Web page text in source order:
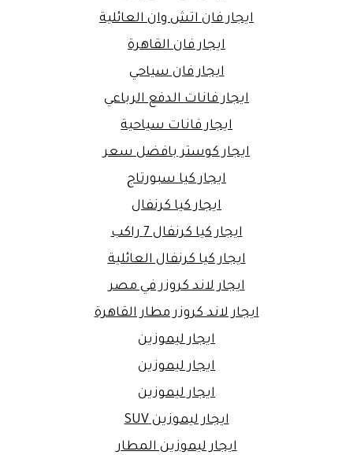
ايجار فان اتش وان العائلية
ايجار فان القاهرة
ايجار فان سياحي
ايجار فانات الدفع الرباعي
ايجار فانات سياحية
ايجار كوستر بافضل سعر
ايجار كيا سبورتاج
ايجار كيا كرنفال
ايجار كيا كرنفال 7 راكب
ايجار كيا كرنفال العائلية
ايجار لاند كروزر في مصر
ايجار لاند كروزر مطار القاهرة
ايجار ليموزين
ايجار ليموزين
ايجار ليموزين
ايجار ليموزين SUV
ايجار ليموزين المطار